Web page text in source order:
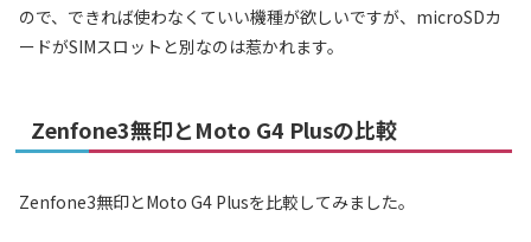
ので、できれば使わなくていい機種が欲しいですが、microSDカ
ードがSIMスロットと別なのは惹かれます。
Zenfone3無印とMoto G4 Plusの比較
Zenfone3無印とMoto G4 Plusを比較してみました。